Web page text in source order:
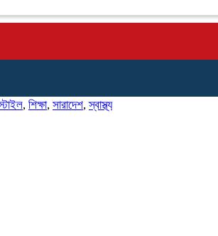
, শিক্ষা, সারাদেশ,স্বাস্থ্য